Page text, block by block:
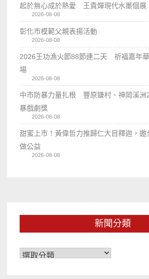
起於無心成於熱愛 王貴嬋現代水墨個展
2026-08-08
彰化市模範父親表揚活動
2026-08-08
2026王功漁火節88節連二天 祈福嘉年
場
2026-08-08
中市防暴力量扎根 豐原鎌村、神岡溪洲
暴戲劇獎
2026-08-08
甜蜜上市！黃偉哲力推歸仁大目釋迦，
做公益
2026-08-08
新聞分類
新